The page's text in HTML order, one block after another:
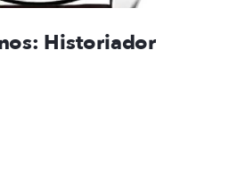
Historiador